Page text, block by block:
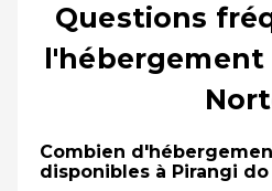
Questions
l'hébergement
Combien
disponibles à Pirangi do